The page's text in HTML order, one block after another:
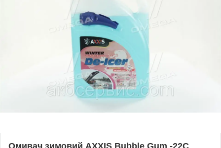
Омивач зимовий AXXIS Bubble Gum -22С